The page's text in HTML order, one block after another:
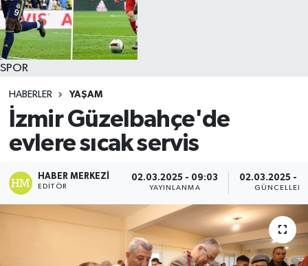
SPOR
HABERLER YAŞAM
İzmir Güzelbahçe'de
evlere sıcak servis
HABER MERKEZI
EDITÖR
02.03.2025 - 09:03
YAYINLANMA
02.03.2025 -